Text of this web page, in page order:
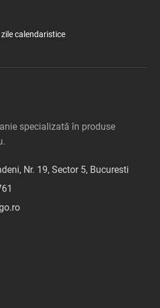
calendaristice
specializată în produse
Nr. 19, Sector 5, Bucuresti